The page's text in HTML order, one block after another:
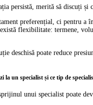
persistă, merită să discuți și
preferențial, ci pentru a
există flexibilitate: termene,
deschisă poate reduce
la un specialist și ce tip de
unui specialist poate